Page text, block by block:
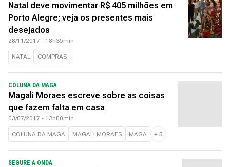
Natal deve movimentar R$ 405 milhões em
Porto Alegre; veja os presentes mais
desejados
28/11/2017 - 18h35min
NATAL COMPRAS
COLUNA DA MAGA
Magali Moraes escreve sobre as coisas
que fazem falta em casa
03/07/2017 - 13h00min
COLUNA DA MAGA MAGALI MORAES MAGA + 5
SEGURE A ONDA